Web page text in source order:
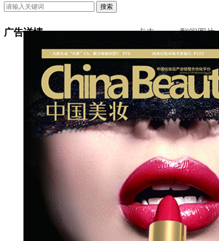
搜索
广告详情 点击 ← → 翻阅图片